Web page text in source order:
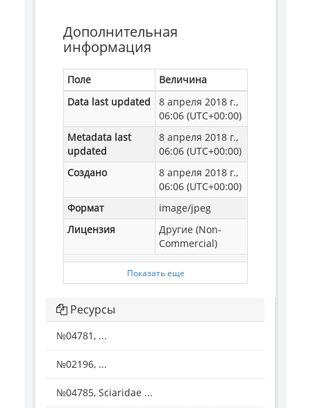
Дополнительная
информация
Поле
Величина
Data last updated
8 апреля 2018 г.,
06:06 (UTC+00:00)
Metadata last
updated
8 апреля 2018 г.,
06:06 (UTC+00:00)
Создано
8 апреля 2018 г.,
06:06 (UTC+00:00)
Формат
image/jpeg
Лицензия
Другие (Non-
Commercial)
Показать еще
Ресурсы
№04781, ...
№02196, ...
№04785, Sciaridae ...